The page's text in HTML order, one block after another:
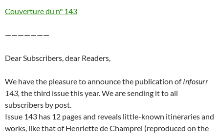
Couverture du n° 143
———————
Dear Subscribers, dear Readers,
We have the pleasure to announce the publication ofInfosurr
143, the third issue this year. We are sending it to all
subscribers by post.
Issue 143 has 12 pages and reveals little-known itineraries and
works, like that of Henriette de Champrel (reproduced on the